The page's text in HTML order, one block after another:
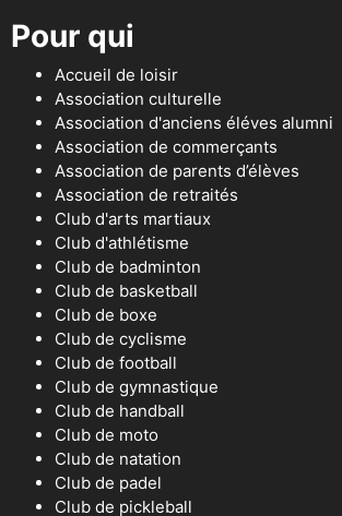
Pour qui
Accueil de loisir
Association culturelle
Association d'anciens éléves alumni
Association de commerçants
Association de parents d’élèves
Association de retraités
Club d'arts martiaux
Club d'athlétisme
Club de badminton
Club de basketball
Club de boxe
Club de cyclisme
Club de football
Club de gymnastique
Club de handball
Club de moto
Club de natation
Club de padel
Club de pickleball